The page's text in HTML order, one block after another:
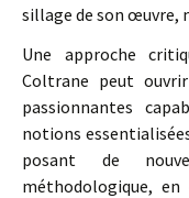
sillage de son œuvre,
Une approche
Coltrane peut
passionnantes
notions
posant de
méthodologique,